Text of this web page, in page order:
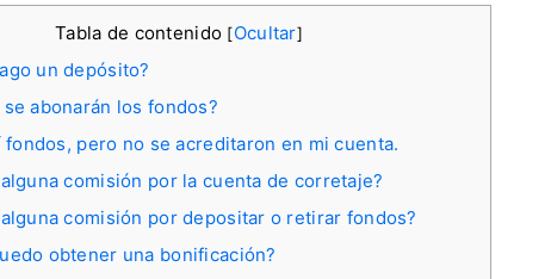
Tabla de contenido [Ocultar]
un depósito?
abonarán los fondos?
pero no se acreditaron en mi cuenta.
comisión por la cuenta de corretaje?
comisión por depositar o retirar fondos?
obtener una bonificación?